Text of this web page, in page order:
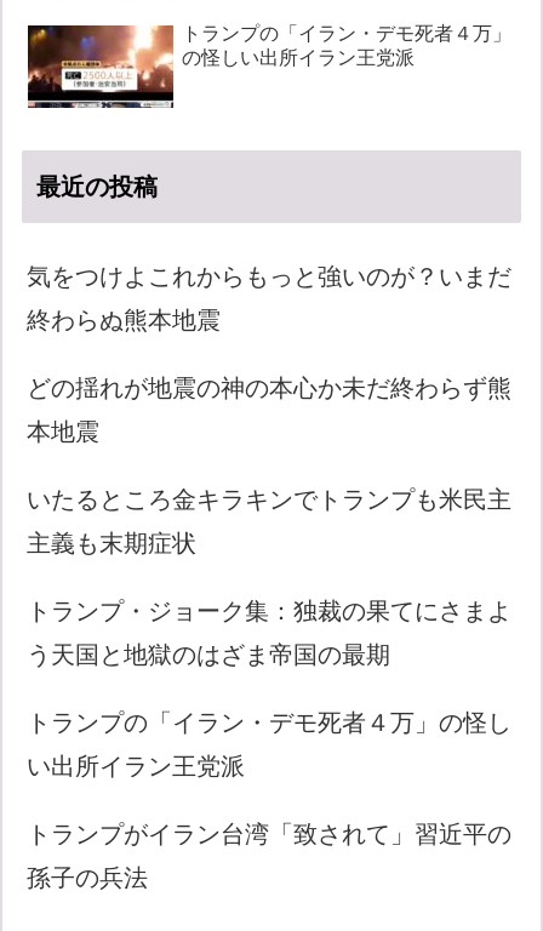
トランプの「イラン・デモ死者４万」
の怪しい出所イラン王党派
最近の投稿
気をつけよこれからもっと強いのが？いまだ
終わらぬ熊本地震
どの揺れが地震の神の本心か未だ終わらず熊
本地震
いたるところ金キラキンでトランプも米民主
主義も末期症状
トランプ・ジョーク集：独裁の果てにさまよ
う天国と地獄のはざま帝国の最期
トランプの「イラン・デモ死者４万」の怪し
い出所イラン王党派
トランプがイラン台湾「致されて」習近平の
孫子の兵法